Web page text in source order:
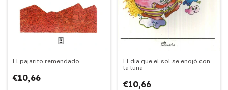
El pajarito remendado
€10,66
El día que el sol se enojó con
la luna
€10,66